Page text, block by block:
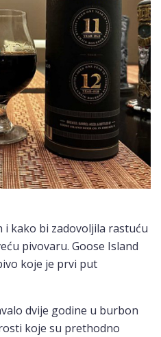
i kako bi zadovoljila rastuću
pivovaru. Goose Island
koje je prvi put
dvije godine u burbon
koje su prethodno